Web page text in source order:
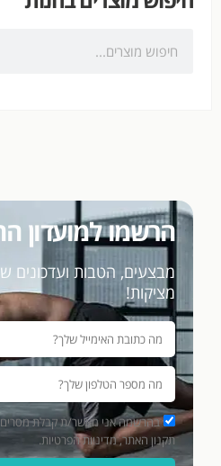
הרשמו למועדון
מבצעים, הטבות ועדכונים
מציקות!
תקנון האתר, מדיניות הפרטיות.